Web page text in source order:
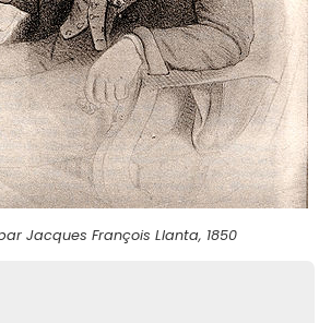
Jacques François Llanta, 1850